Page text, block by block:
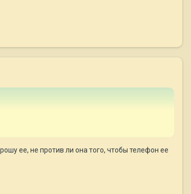
ее, не против ли она того, чтобы телефон ее